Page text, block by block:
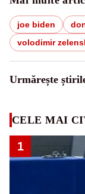
joe biden
volodimir
Urmărește
CELE MAI
1